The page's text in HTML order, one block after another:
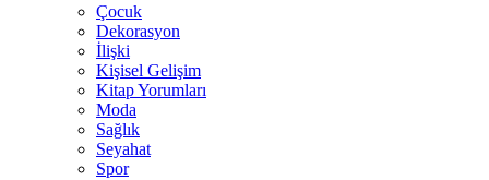
Çocuk
Dekorasyon
İlişki
Kişisel Gelişim
Kitap Yorumları
Moda
Sağlık
Seyahat
Spor